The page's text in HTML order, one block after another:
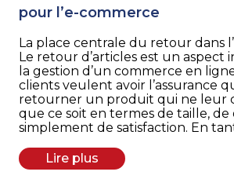
pour l’e-commerce
La place centrale du retour dans
Le retour d’articles est un aspect
la gestion d’un commerce en
clients veulent avoir l’assurance
retourner un produit qui ne leur
que ce soit en termes de taille,
simplement de satisfaction. En
Lire plus